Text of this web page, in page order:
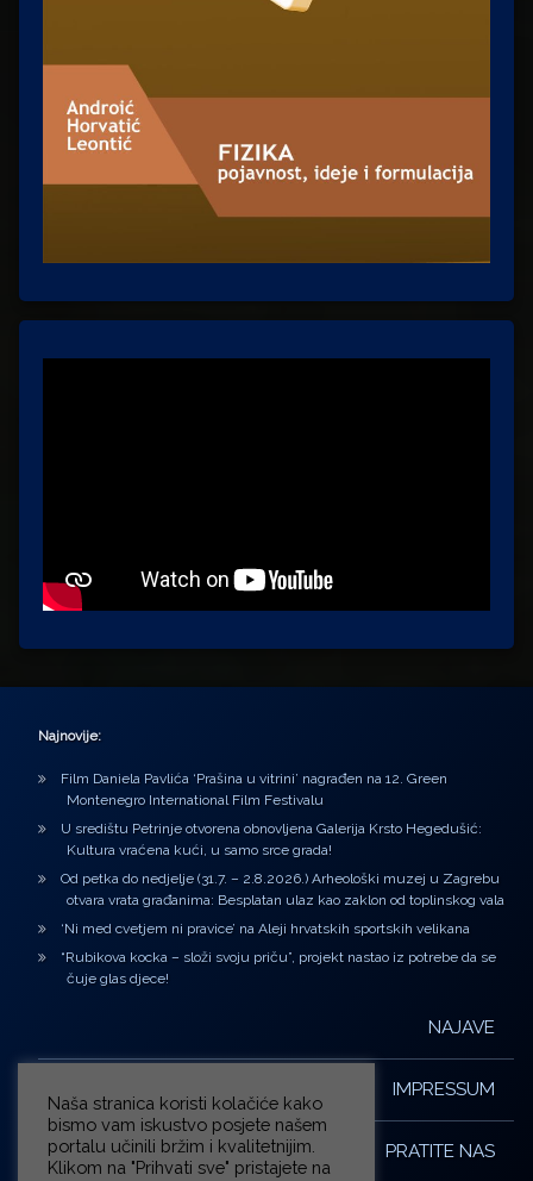
Najnovije:
Film Daniela Pavlića ‘Prašina u vitrini’ nagrađen na 12. Green
Montenegro International Film Festivalu
U središtu Petrinje otvorena obnovljena Galerija Krsto Hegedušić:
Kultura vraćena kući, u samo srce grada!
Od petka do nedjelje (31.7. – 2.8.2026.) Arheološki muzej u Zagrebu
otvara vrata građanima: Besplatan ulaz kao zaklon od toplinskog vala
‘Ni med cvetjem ni pravice’ na Aleji hrvatskih sportskih velikana
“Rubikova kocka – složi svoju priču”, projekt nastao iz potrebe da se
čuje glas djece!
NAJAVE
IMPRESSUM
PRATITE NAS
Naša stranica koristi kolačiće kako
bismo vam iskustvo posjete našem
portalu učinili bržim i kvalitetnijim.
Klikom na "Prihvati sve" pristajete na